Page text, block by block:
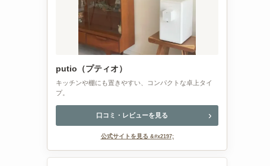
putio（プティオ）
キッチンや棚にも置きやすい、コンパクトな卓上タイ
プ。
口コミ・レビューを見る
公式サイトを見る